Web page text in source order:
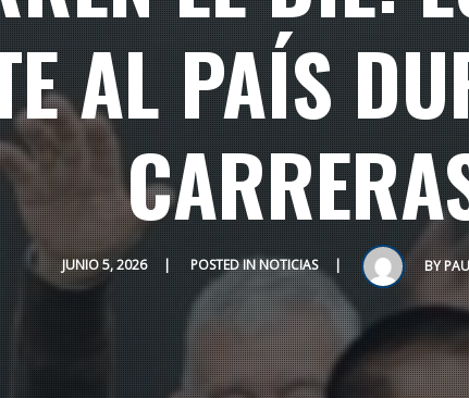
AL PAÍS
JUNIO 5, 2026 POSTED INNOTICIAS BY